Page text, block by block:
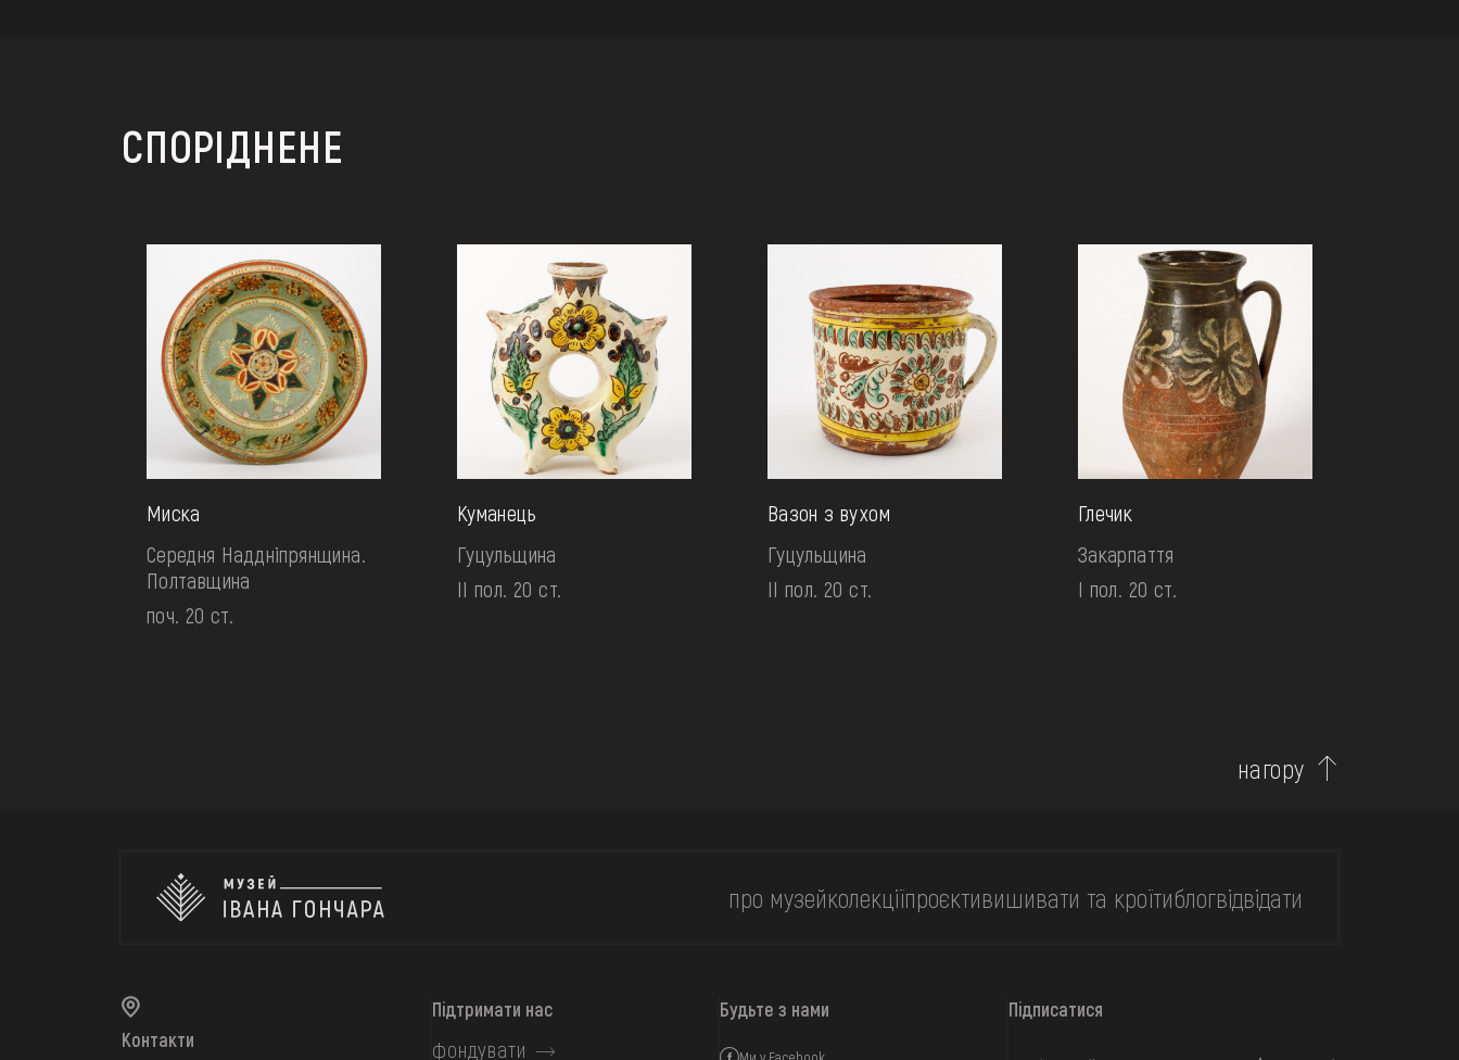
СПОРІДНЕНЕ
Миска
Середня Наддніпрянщина.
Полтавщина
поч. 20 ст.
Куманець
Гуцульщина
II пол. 20 ст.
Вазон з вухом
Гуцульщина
II пол. 20 ст.
Глечик
Закарпаття
І пол. 20 ст.
нагору
про музейколекціїпроєктивишивати та кроїтиблогвідвідати
Контакти
Підтримати нас
фондувати
Будьте з нами Підписатися